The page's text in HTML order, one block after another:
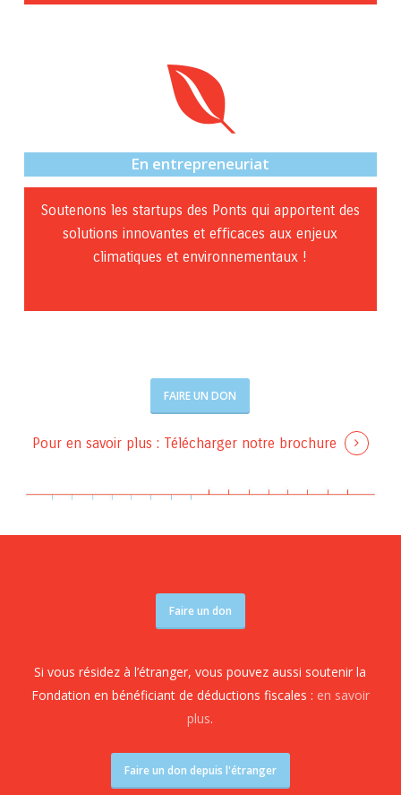
En entrepreneuriat
Soutenons les startups des Ponts qui apportent des
solutions innovantes et efficaces aux enjeux
climatiques et environnementaux !
FAIRE UN DON
Pour en savoir plus : Télécharger notre brochure
Faire un don
Si vous résidez à l’étranger, vous pouvez aussi soutenir la
Fondation en bénéficiant de déductions fiscales : en savoir
plus.
Faire un don depuis l'étranger